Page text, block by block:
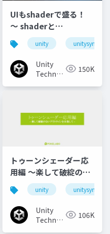
UIもshaderで盛る！
〜 shaderと
animationで作るリッ
チなUI演出
unity unitysync
Unity
Technologies150K
トゥーンシェーダー応
用編 ～楽して破綻のな
いアウトラインを目指
して～
unity unitysync
Unity
Technologies106K